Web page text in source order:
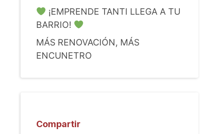
¡EMPRENDE TANTI LLEGA A TU
BARRIO!
MÁS RENOVACIÓN, MÁS
ENCUNETRO
Compartir